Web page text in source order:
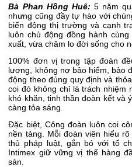
Bà Phan Hồng Huê: 5 năm
nhưng cũng đầy tự hào với
biến động thị trường và cạnh
luôn chủ động đồng hành
xuất, vừa chăm lo đời sống cho
100% đơn vị trong tập đoàn
lương, không nợ bảo hiểm, bảo
động theo đúng quy định và
coi đó không chỉ là trách nhiệm
khó khăn, tinh thần đoàn kết và
càng tỏa sáng.
Đặc biệt, Công đoàn luôn coi
nền tảng. Mỗi đoàn viên hiểu
thủ pháp luật, gắn bó với tổ
Intimex giữ vững vị thế hàng
sản.